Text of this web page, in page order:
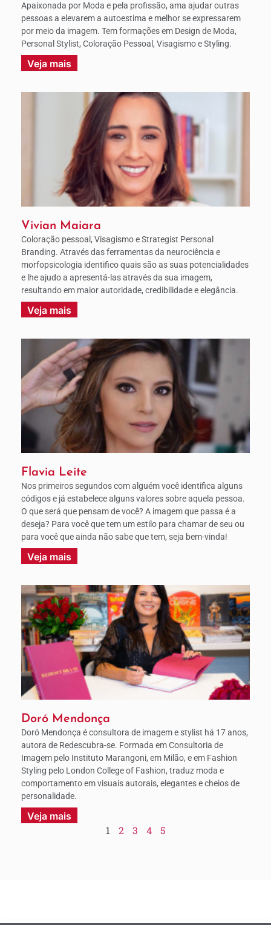
Apaixonada por Moda e pela profissão, ama ajudar outras
pessoas a elevarem a autoestima e melhor se expressarem
por meio da imagem. Tem formações em Design de Moda,
Personal Stylist, Coloração Pessoal, Visagismo e Styling.
Veja mais
Vivian Maiara
Coloração pessoal, Visagismo e Strategist Personal
Branding. Através das ferramentas da neurociência e
morfopsicologia identifico quais são as suas potencialidades
e lhe ajudo a apresentá-las através da sua imagem,
resultando em maior autoridade, credibilidade e elegância.
Veja mais
Flavia Leite
Nos primeiros segundos com alguém você identifica alguns
códigos e já estabelece alguns valores sobre aquela pessoa.
O que será que pensam de você? A imagem que passa é a
deseja? Para você que tem um estilo para chamar de seu ou
para você que ainda não sabe que tem, seja bem-vinda!
Veja mais
Doró Mendonça
Doró Mendonça é consultora de imagem e stylist há 17 anos,
autora de Redescubra-se. Formada em Consultoria de
Imagem pelo Instituto Marangoni, em Milão, e em Fashion
Styling pelo London College of Fashion, traduz moda e
comportamento em visuais autorais, elegantes e cheios de
personalidade.
Veja mais
1 2 3 4 5